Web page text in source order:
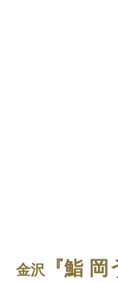
金沢 『鮨 岡